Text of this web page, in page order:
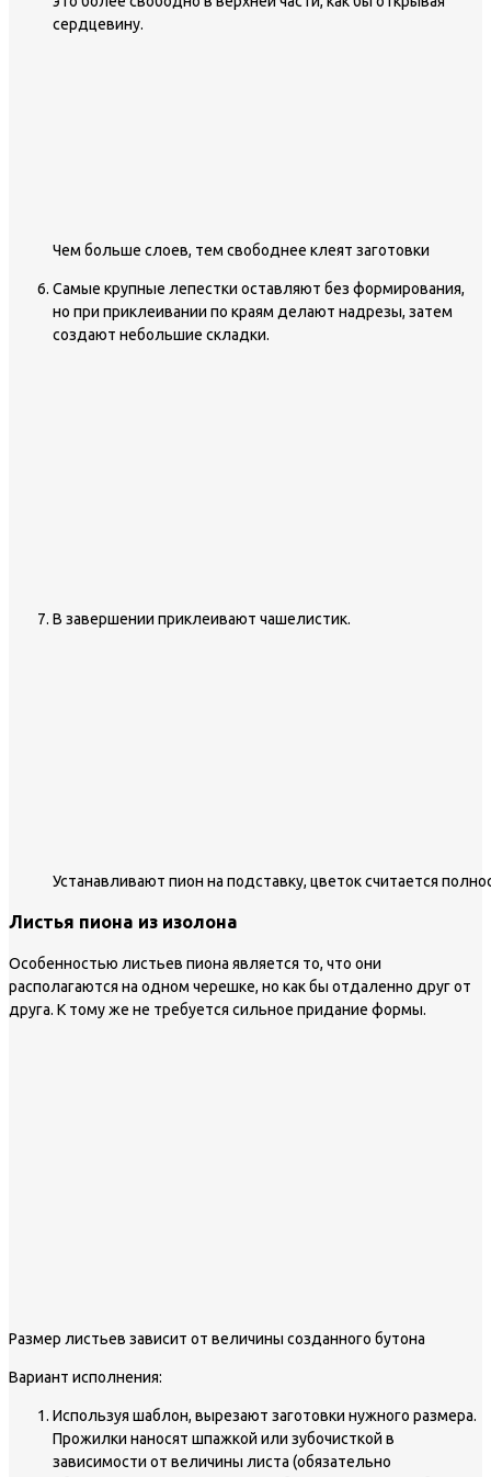
сердцевину.
Чем больше слоев, тем свободнее клеят заготовки
Самые крупные лепестки оставляют без формирования,
но при приклеивании по краям делают надрезы, затем
создают небольшие складки.
В завершении приклеивают чашелистик.
Устанавливают пион на подставку, цветок считается
Листья пиона из изолона
Особенностью листьев пиона является то, что они
располагаются на одном черешке, но как бы отдаленно друг от
друга. К тому же не требуется сильное придание формы.
Размер листьев зависит от величины созданного бутона
Вариант исполнения:
Используя шаблон, вырезают заготовки нужного размера.
Прожилки наносят шпажкой или зубочисткой в
зависимости от величины листа (обязательно